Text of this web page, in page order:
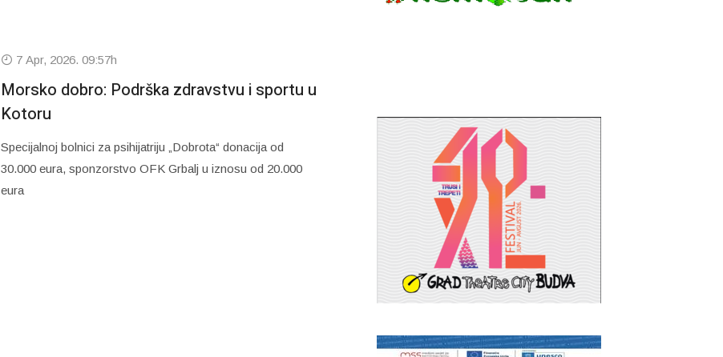
7 Apr, 2026. 09:57h
Morsko dobro: Podrška zdravstvu i sportu u
Kotoru
Specijalnoj bolnici za psihijatriju „Dobrota“ donacija od
30.000 eura, sponzorstvo OFK Grbalj u iznosu od 20.000
eura